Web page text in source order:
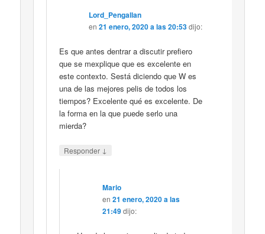
Lord_Pengallan
en21 enero, 2020 a las 20:53 dijo:
Es que antes dentrar a discutir prefiero
que se mexplique que es excelente en
este contexto. Sestá diciendo que W es
una de las mejores pelis de todos los
tiempos? Excelente qué es excelente. De
la forma en la que puede serlo una
mierda?
Responder ↓
Mario
en 21 enero, 2020 a las
21:49 dijo: